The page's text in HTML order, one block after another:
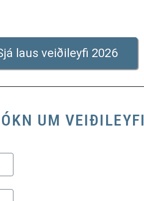
laus veiðileyfi 2026
UM VEIÐILEYFI